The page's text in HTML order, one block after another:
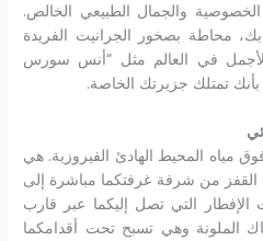
والجمال الطبيعي الخالص.
محاطة بصخور الجرانيت الفريدة
في العالم مثل “أنس سورس
تمتلك جزيرتك الخاصة.
مياه المحيط الهادئ الفيروزية. هي
القفز من شرفة غرفتكما مباشرة إلى
الإفطار التي تصل إليكما عبر قارب
الملونة وهي تسبح تحت أقدامكما